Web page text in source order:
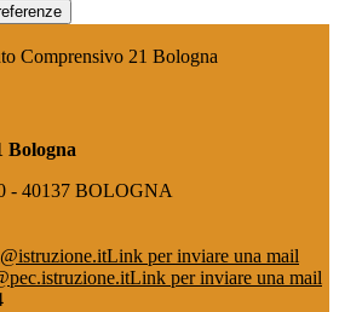
Comprensivo 21 Bologna
Bologna
- 40137 BOLOGNA
Link per inviare una mail
Link per inviare una mail